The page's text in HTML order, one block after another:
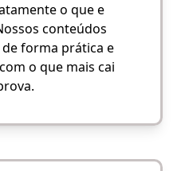
o que e
conteúdos
forma prática e
o que mais cai